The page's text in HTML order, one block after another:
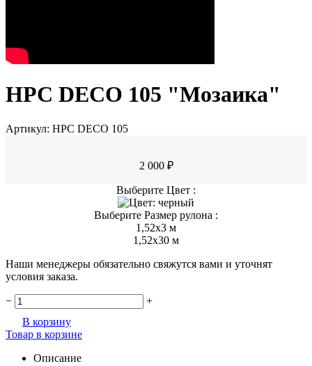
HPC DECO 105 "Мозаика"
Артикул: HPC DECO 105
2 000 ₽
Выберите Цвет :
Выберите Размер рулона :
1,52x3 м
1,52x30 м
Наши менеджеры обязательно свяжутся вами и уточнят
условия заказа.
−
+
В корзину
Товар в корзине
Описание